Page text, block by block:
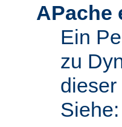
APache
Ein
zu
dieser
Siehe: